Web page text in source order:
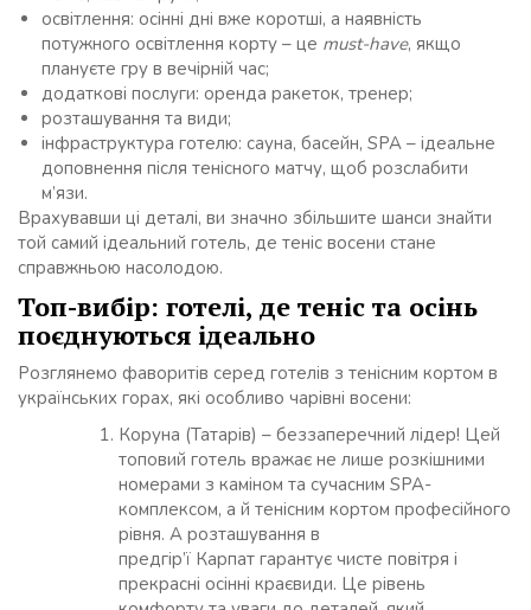
освітлення: осінні дні вже коротші, а наявність
потужного освітлення корту – це must-have, якщо
плануєте гру в вечірній час;
додаткові послуги: оренда ракеток, тренер;
розташування та види;
інфраструктура готелю: сауна, басейн, SPA – ідеальне
доповнення після тенісного матчу, щоб розслабити
м’язи.
Врахувавши ці деталі, ви значно збільшите шанси знайти
той самий ідеальний готель, де теніс восени стане
справжньою насолодою.
Топ-вибір: готелі, де теніс та осінь
поєднуються ідеально
Розглянемо фаворитів серед готелів з тенісним кортом в
українських горах, які особливо чарівні восени:
Коруна (Татарів) – беззаперечний лідер! Цей
топовий готель вражає не лише розкішними
номерами з каміном та сучасним SPA-
комплексом, а й тенісним кортом професійного
рівня. А розташування в
предгір’ї Карпат гарантує чисте повітря і
прекрасні осінні краєвиди. Це рівень